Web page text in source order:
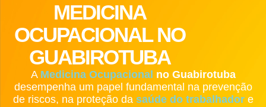
MEDICINA
OCUPACIONAL NO
GUABIROTUBA
A Medicina Ocupacional no Guabirotuba
desempenha um papel fundamental na prevenção
de riscos, na proteção da saúde do trabalhadore